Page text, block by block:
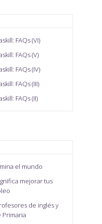
FAQs (VI)
FAQs (V)
FAQs (IV)
FAQs (III)
FAQs (II)
el mundo
mejorar tus
de inglés y
Primaria